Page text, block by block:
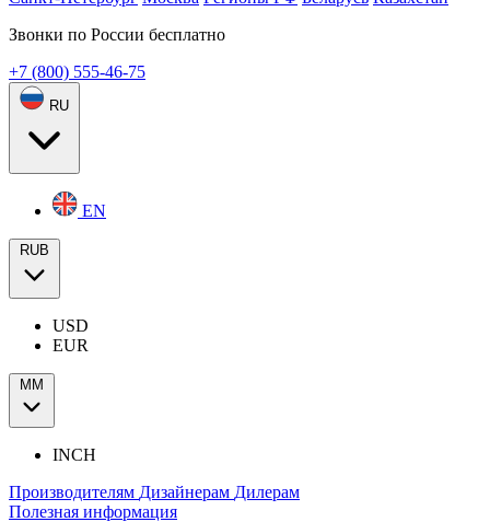
Звонки по России бесплатно
+7 (800) 555-46-75
RU
EN
RUB
USD
EUR
ММ
INCH
Производителям Дизайнерам Дилерам
Полезная информация